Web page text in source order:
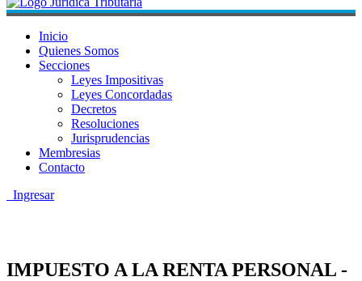
Inicio
Quienes Somos
Secciones
Leyes Impositivas
Leyes Concordadas
Decretos
Resoluciones
Jurisprudencias
Membresias
Contacto
Ingresar
IMPUESTO A LA RENTA PERSONAL -